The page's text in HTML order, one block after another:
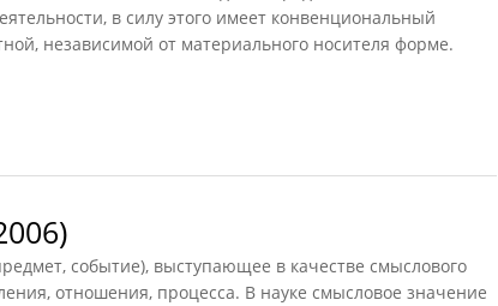
в силу этого имеет конвенциональный
независимой от материального носителя форме.
событие), выступающее в качестве смыслового
отношения, процесса. В науке смысловое значение